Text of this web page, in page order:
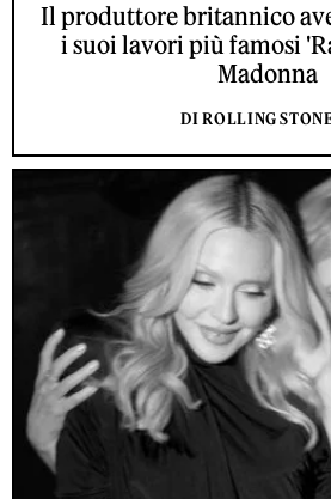
Il produttore britannico
i suoi lavori più famosi
Madonna
DI ROLLING